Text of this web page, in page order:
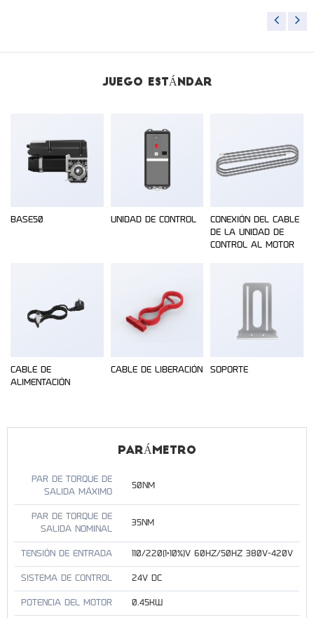
JUEGO ESTÁNDAR
BASE50 UNIDAD DE CONTROL
CONEXIÓN DEL CABLE
DE LA UNIDAD DE
CONTROL AL MOTOR
CABLE DE
ALIMENTACIÓN
CABLE DE LIBERACIÓN SOPORTE
PARÁMETRO
PAR DE TORQUE DE
SALIDA MÁXIMO
50NM
PAR DE TORQUE DE
SALIDA NOMINAL
35NM
TENSIÓN DE ENTRADA 110/220(1+10%)V 60HZ/50HZ 380V-420V
SISTEMA DE CONTROL 24V DC
POTENCIA DEL MOTOR 0.45KW